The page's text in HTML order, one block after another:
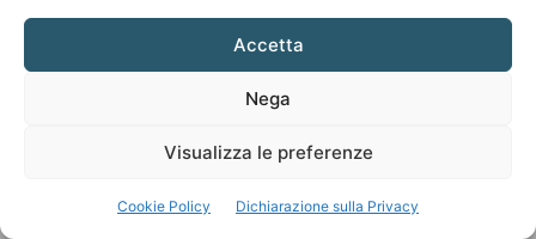
Accetta
Nega
Visualizza le preferenze
Cookie Policy Dichiarazione sulla Privacy